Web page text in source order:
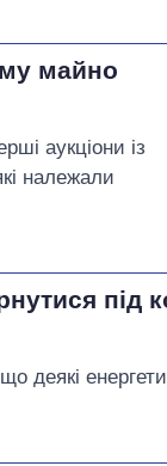
майно
аукціони із
належали
під
деякі